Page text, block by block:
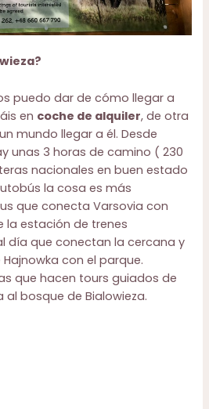
puedo dar de cómo llegar a
en coche de alquiler, de otra
mundo llegar a él. Desde
unas 3 horas de camino ( 230
nacionales en buen estado
la cosa es más
que conecta Varsovia con
la estación de trenes
día que conectan la cercana y
con el parque.
que hacen tours guiados de
bosque de Bialowieza.